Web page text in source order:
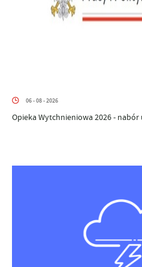
06 - 08 - 2026
Opieka Wytchnieniowa 2026 - nabór